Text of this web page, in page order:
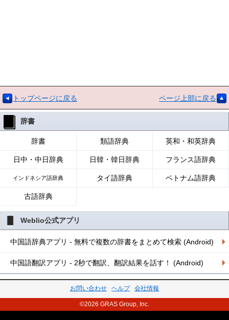
トップページに戻る ページ上部に戻る
辞書
辞書 類語辞典 英和・和英辞典
日中・中日辞典 日韓・韓日辞典 フランス語辞典
インドネシア語辞典 タイ語辞典 ベトナム語辞典
古語辞典
Weblio公式アプリ
中国語辞典アプリ - 無料で複数の辞書をまとめて検索 (Android)
中国語翻訳アプリ - 2秒で翻訳、翻訳結果を話す！ (Android)
お問い合わせ ヘルプ 会社情報
©2026 GRAS Group, Inc.